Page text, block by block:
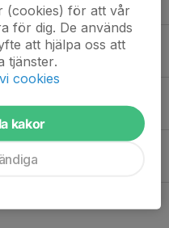
till uppesittarkvällen
(cookies) för att vår
för dig. De används
att hjälpa oss att
tjänster.
cookies
kakor